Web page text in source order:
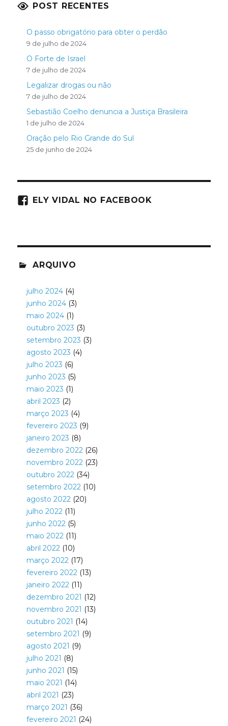
POST RECENTES
O passo obrigatório para obter o perdão
9 de julho de 2024
O Forte de Israel
7 de julho de 2024
Legalizar drogas ou não
7 de julho de 2024
Sebastião Coelho denuncia a Justiça Brasileira
1 de julho de 2024
Oração pelo Rio Grande do Sul
25 de junho de 2024
ELY VIDAL NO FACEBOOK
ARQUIVO
julho 2024(4)
junho 2024(3)
maio 2024(1)
outubro 2023 (3)
setembro 2023 (3)
agosto 2023 (4)
julho 2023 (6)
junho 2023 (5)
maio 2023 (1)
abril 2023 (2)
março 2023 (4)
fevereiro 2023 (9)
janeiro 2023 (8)
dezembro 2022(26)
novembro 2022(23)
outubro 2022(34)
setembro 2022(10)
agosto 2022(20)
julho 2022(11)
junho 2022(5)
maio 2022(11)
abril 2022(10)
março 2022(17)
fevereiro 2022(13)
janeiro 2022(11)
dezembro 2021 (12)
novembro 2021 (13)
outubro 2021 (14)
setembro 2021 (9)
agosto 2021 (9)
julho 2021 (8)
junho 2021 (15)
maio 2021 (14)
abril 2021 (23)
março 2021 (36)
fevereiro 2021 (24)